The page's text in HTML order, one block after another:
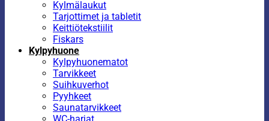
Kylmälaukut
Tarjottimet ja tabletit
Keittiötekstiilit
Fiskars
Kylpyhuone
Kylpyhuonematot
Tarvikkeet
Suihkuverhot
Pyyhkeet
Saunatarvikkeet